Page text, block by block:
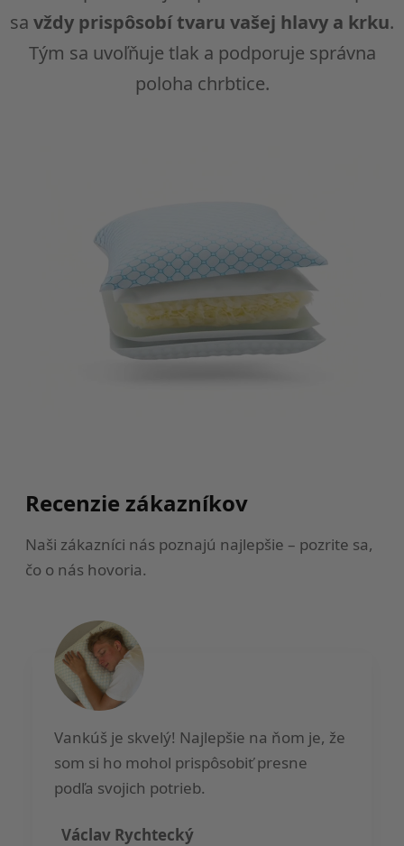
sa vždy prispôsobí tvaru vašej hlavy a krku.
Tým sa uvoľňuje tlak a podporuje správna
poloha chrbtice.
Recenzie zákazníkov
Naši zákazníci nás poznajú najlepšie – pozrite sa,
čo o nás hovoria.
Vankúš je skvelý! Najlepšie na ňom je, že
som si ho mohol prispôsobiť presne
podľa svojich potrieb.
Václav Rychtecký